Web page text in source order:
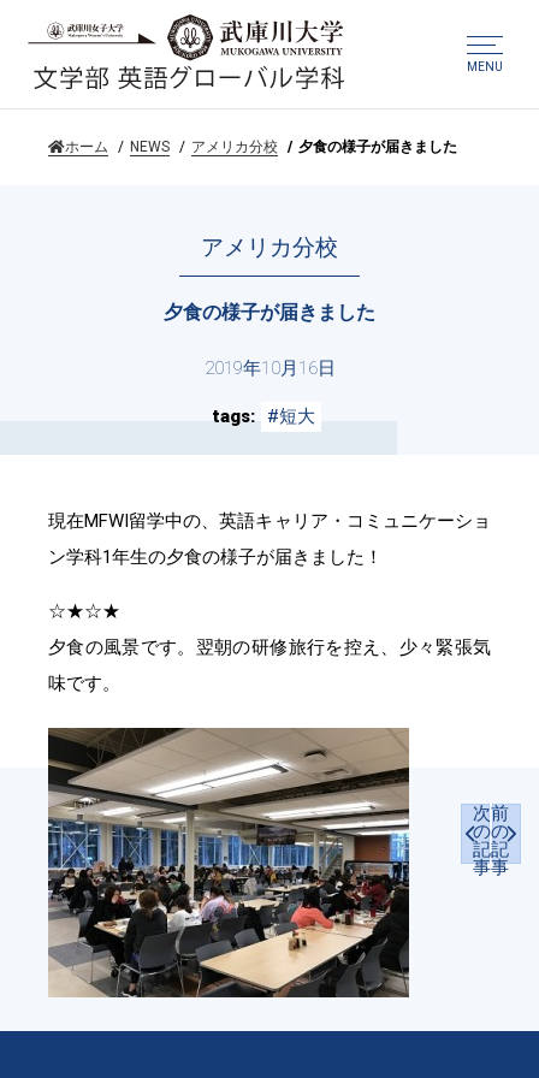
MENU
ホーム NEWS アメリカ分校 夕食の様子が届きました
アメリカ分校
夕食の様子が届きました
2019年10月16日
tags #短大
現在MFWI留学中の、英語キャリア・コミュニケーショ
ン学科1年生の夕食の様子が届きました！
☆★☆★
夕食の風景です。翌朝の研修旅行を控え、少々緊張気
味です。
次
の
記
事
前
の
記
事